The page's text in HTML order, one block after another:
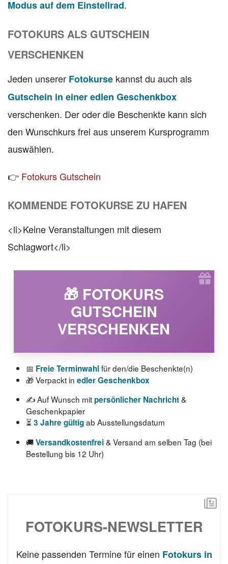
Modus auf dem Einstellrad.
FOTOKURS ALS GUTSCHEIN
VERSCHENKEN
Jeden unserer Fotokurse kannst du auch als
Gutschein in einer edlen Geschenkbox
verschenken. Der oder die Beschenkte kann sich
den Wunschkurs frei aus unserem Kursprogramm
auswählen.
👉 Fotokurs Gutschein
KOMMENDE FOTOKURSE ZU HAFEN
<li>Keine Veranstaltungen mit diesem
Schlagwort</li>
🎁 FOTOKURS
GUTSCHEIN
VERSCHENKEN
📅 Freie Terminwahlfür den/die Beschenkte(n)
🎁 Verpackt in edler Geschenkbox
✍️ Auf Wunsch mitpersönlicher Nachricht&
Geschenkpapier
⏳3 Jahre gültigab Ausstellungsdatum
🚚Versandkostenfrei& Versand am selben Tag (bei
Bestellung bis 12 Uhr)
FOTOKURS-NEWSLETTER
Keine passenden Termine für einen Fotokurs in